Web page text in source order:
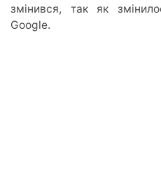
змінився, так як
Google.